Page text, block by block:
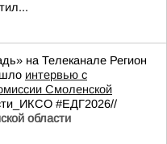
на Телеканале Регион
интервью с
Смоленской
#ЕДГ2026//
области